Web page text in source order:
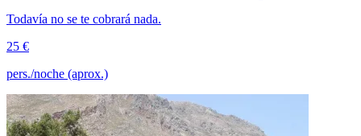
Todavía no se te cobrará nada.
25 €
pers./noche (aprox.)